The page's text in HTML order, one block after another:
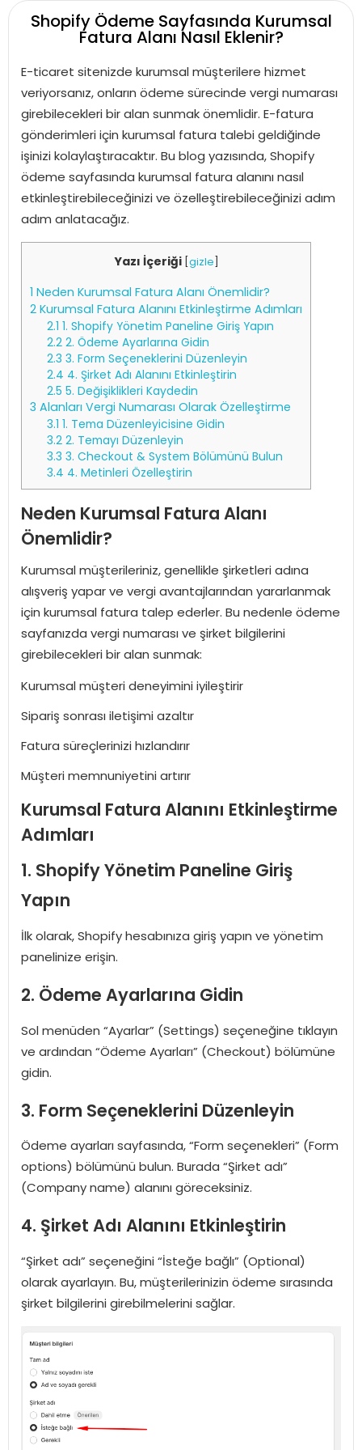
Shopify Ödeme Sayfasında Kurumsal
Fatura Alanı Nasıl Eklenir?
E-ticaret sitenizde kurumsal müşterilere hizmet
veriyorsanız, onların ödeme sürecinde vergi numarası
girebilecekleri bir alan sunmak önemlidir. E-fatura
gönderimleri için kurumsal fatura talebi geldiğinde
işinizi kolaylaştıracaktır. Bu blog yazısında, Shopify
ödeme sayfasında kurumsal fatura alanını nasıl
etkinleştirebileceğinizi ve özelleştirebileceğinizi adım
adım anlatacağız.
Yazı İçeriği gizle
1 Neden Kurumsal Fatura Alanı Önemlidir?
2 Kurumsal Fatura Alanını Etkinleştirme Adımları
2.1 1. Shopify Yönetim Paneline Giriş Yapın
2.22. Ödeme Ayarlarına Gidin
2.3 3. Form Seçeneklerini Düzenleyin
2.4 4. Şirket Adı Alanını Etkinleştirin
2.5 5. Değişiklikleri Kaydedin
3 Alanları Vergi Numarası Olarak Özelleştirme
3.1 1. Tema Düzenleyicisine Gidin
3.22. Temayı Düzenleyin
3.3 3. Checkout & System Bölümünü Bulun
3.4 4. Metinleri Özelleştirin
Neden Kurumsal Fatura Alanı
Önemlidir?
Kurumsal müşterileriniz, genellikle şirketleri adına
alışveriş yapar ve vergi avantajlarından yararlanmak
için kurumsal fatura talep ederler. Bu nedenle ödeme
sayfanızda vergi numarası ve şirket bilgilerini
girebilecekleri bir alan sunmak:
Kurumsal müşteri deneyimini iyileştirir
Sipariş sonrası iletişimi azaltır
Fatura süreçlerinizi hızlandırır
Müşteri memnuniyetini artırır
Kurumsal Fatura Alanını Etkinleştirme
Adımları
1. Shopify Yönetim Paneline Giriş
Yapın
İlk olarak, Shopify hesabınıza giriş yapın ve yönetim
panelinize erişin.
2. Ödeme Ayarlarına Gidin
Sol menüden “Ayarlar” (Settings) seçeneğine tıklayın
ve ardından “Ödeme Ayarları” (Checkout) bölümüne
gidin.
3. Form Seçeneklerini Düzenleyin
Ödeme ayarları sayfasında, “Form seçenekleri” (Form
options) bölümünü bulun. Burada “Şirket adı”
(Company name) alanını göreceksiniz.
4. Şirket Adı Alanını Etkinleştirin
“Şirket adı” seçeneğini “İsteğe bağlı” (Optional)
olarak ayarlayın. Bu, müşterilerinizin ödeme sırasında
şirket bilgilerini girebilmelerini sağlar.